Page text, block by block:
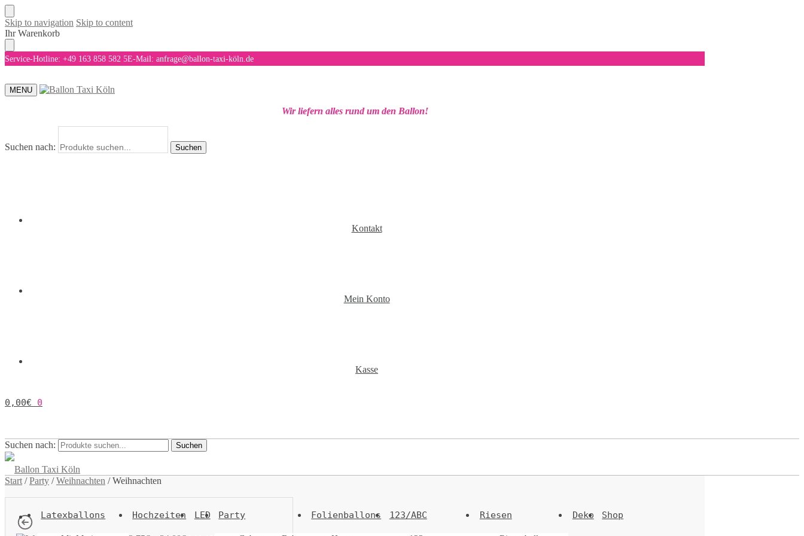
Skip to navigation Skip to content
Ihr Warenkorb
Service-Hotline: +49 163 858 582 5E-Mail: anfrage@ballon-taxi-köln.de
MENU
Wir liefern alles rund um den Ballon!
Suchen nach: Suchen
Kontakt
Mein Konto
Kasse
0,00€ 0
Suchen nach: Suchen
Latexballons Hochzeiten LED Party Folienballons 123/ABC Riesen Deko Shop
Start /Party /Weihnachten /Weihnachten